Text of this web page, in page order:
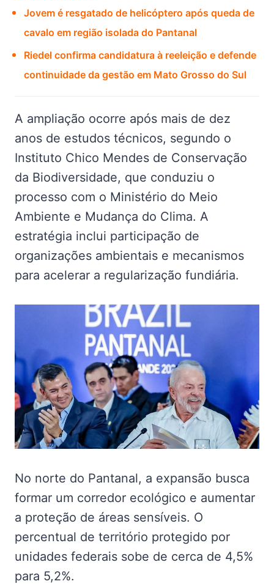
Jovem é resgatado de helicóptero após queda de
cavalo em região isolada do Pantanal
Riedel confirma candidatura à reeleição e defende
continuidade da gestão em Mato Grosso do Sul
A ampliação ocorre após mais de dez
anos de estudos técnicos, segundo o
Instituto Chico Mendes de Conservação
da Biodiversidade, que conduziu o
processo com o Ministério do Meio
Ambiente e Mudança do Clima. A
estratégia inclui participação de
organizações ambientais e mecanismos
para acelerar a regularização fundiária.
No norte do Pantanal, a expansão busca
formar um corredor ecológico e aumentar
a proteção de áreas sensíveis. O
percentual de território protegido por
unidades federais sobe de cerca de 4,5%
para 5,2%.